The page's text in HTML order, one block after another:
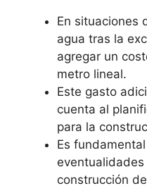
En situaciones
agua tras la
agregar un
metro lineal.
Este gasto
cuenta al
para la
Es
construcción